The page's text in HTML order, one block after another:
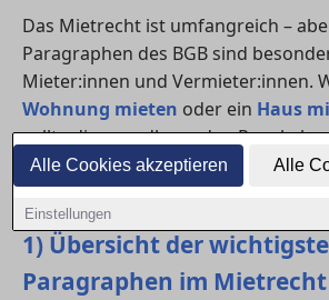
Alle Cookies akzeptieren Alle
Einstellungen
Das Mietrecht ist umfangreich –
Paragraphen des BGB sind
Mieter:innen und Vermieter:innen.
Wohnung mieten oder ein Haus
sollte die grundlegenden Regeln
bestimmen Pflichten, Rechte,
Umgang mit Mängeln im
1) Übersicht der
Paragraphen im Mietrecht